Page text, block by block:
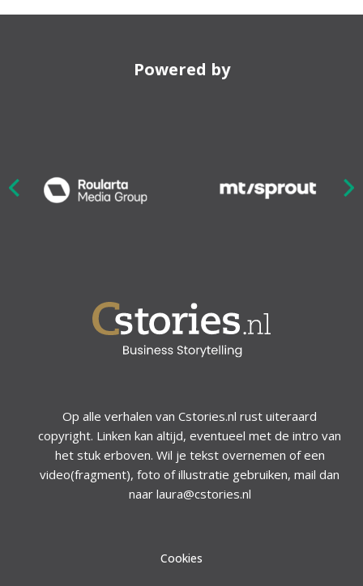
Powered by
Op alle verhalen van Cstories.nl rust uiteraard
copyright. Linken kan altijd, eventueel met de intro van
het stuk erboven. Wil je tekst overnemen of een
video(fragment), foto of illustratie gebruiken, mail dan
naar laura@cstories.nl
Cookies